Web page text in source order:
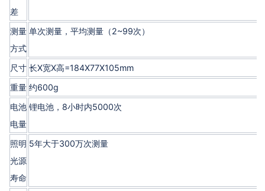
差
测量
方式
单次测量，平均测量（2~99次）
尺寸 长X宽X高=184X77X105mm
重量 约600g
电池
电量
锂电池，8小时内5000次
照明
光源
寿命
5年大于300万次测量